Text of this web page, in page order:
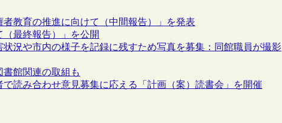
教育の推進に向けて（中間報告）」を発表
最終報告）」を公開
況や市内の様子を記録に残すため写真を募集：同館職員が撮影
館関連の取組も
読み合わせ意見募集に応える「計画（案）読書会」を開催